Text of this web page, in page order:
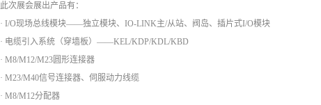
此次展会展出产品有：
· I/O现场总线模块——独立模块、IO-LINK主/从站、阀岛、插片式I/O模块
· 电缆引入系统（穿墙板）——KEL/KDP/KDL/KBD
· M8/M12/M23圆形连接器
· M23/M40信号连接器、伺服动力线缆
· M8/M12分配器